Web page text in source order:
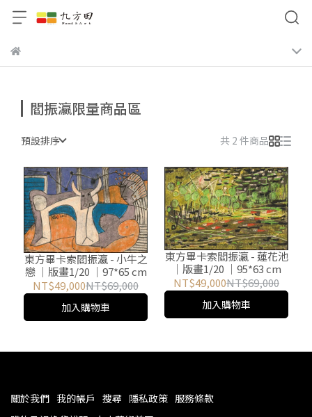
閻振瀛限量商品區
預設排序 共 2 件商品
東方畢卡索閻振瀛 - 小牛之
戀 ｜版畫1/20 ｜97*65 cm
NT$49,000NT$69,000
加入購物車
東方畢卡索閻振瀛 - 蓮花池
｜版畫1/20 ｜95*63 cm
NT$49,000NT$69,000
加入購物車
關於我們 我的帳戶 搜尋 隱私政策 服務條款